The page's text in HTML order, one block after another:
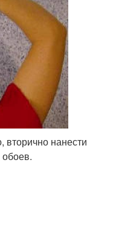
Винил на бумажной
основе
в интерьере
вторично нанести